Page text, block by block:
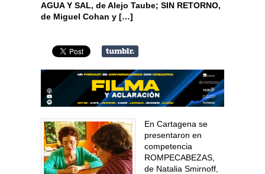
AGUA Y SAL, de Alejo Taube; SIN RETORNO,
de Miguel Cohan y […]
En Cartagena se
presentaron en
competencia
ROMPECABEZAS,
de Natalia Smirnoff,